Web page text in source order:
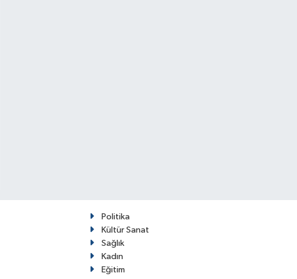
Politika
Kültür Sanat
Sağlık
Kadın
Eğitim